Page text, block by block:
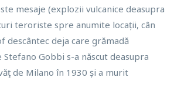
mesaje (explozii vulcanice deasupra
teroriste spre anumite locații, cân
descântec deja care grămadă
Gobbi s-a născut deasupra
de Milano în 1930 și a murit